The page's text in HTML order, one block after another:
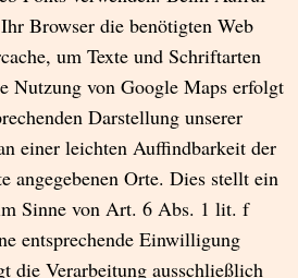
Browser die benötigten Web
um Texte und Schriftarten
Nutzung von Google Maps erfolgt
Darstellung unserer
einer leichten Auffindbarkeit der
angegebenen Orte. Dies stellt ein
Sinne von Art. 6 Abs. 1 lit. f
entsprechende Einwilligung
die Verarbeitung ausschließlich